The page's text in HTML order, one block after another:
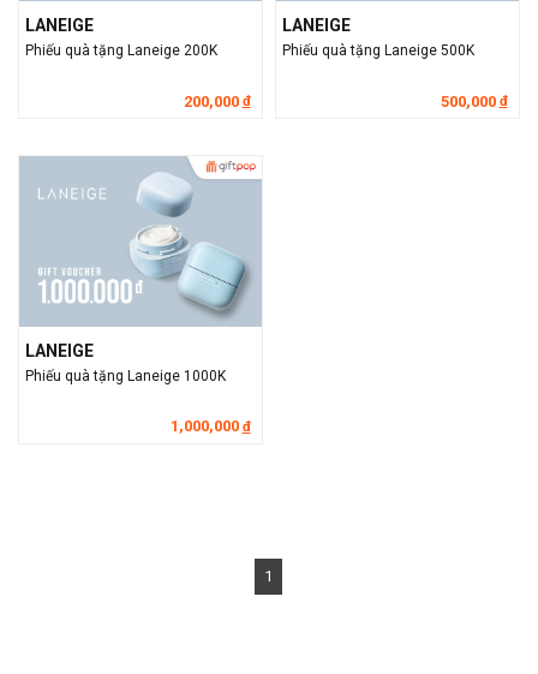
LANEIGE
Phiếu quà tặng Laneige 200K
200,000 đ
LANEIGE
Phiếu quà tặng Laneige 500K
500,000 đ
LANEIGE
Phiếu quà tặng Laneige 1000K
1,000,000 đ
1